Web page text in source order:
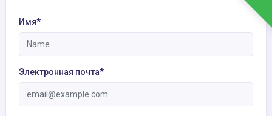
Имя*
Электронная почта*